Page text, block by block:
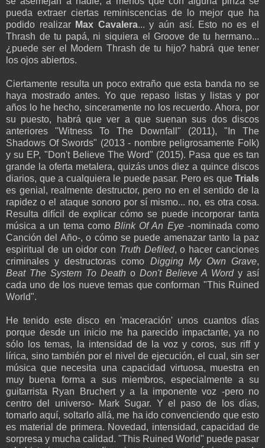
pueda extraer ciertas reminiscencias de lo mejor que ha
podido realizar Max Cavalera... y aún así. Esto no es el
Thrash de tu papá, ni siquiera el Groove de tu hermano...
¿puede ser el Modern Thrash de tu hijo? habrá que tener
los ojos abiertos.
Ciertamente resulta un poco extraño que esta banda no se
haya mostrado antes. Yo que repaso listas y listas y por
años lo he hecho, sinceramente no los recuerdo. Ahora, por
su puesto, habrá que ver a que suenan sus dos discos
anteriores "Witness To The Downfall" (2011), "In The
Shadows Of Swords" (2013 - nombre peligrosamente Folk)
y su EP, "Don't Believe The Word" (2015). Pasa que es tan
grande la oferta metalera, quizás unos diez a quince discos
diarios, que a cualquiera le puede pasar. Pero es que Trials
es genial, realmente destructor, pero no en el sentido de la
rapidez o el ataque sonoro por sí mismo... no, es otra cosa.
Resulta difícil de explicar cómo se puede incorporar tanta
música a un tema como Blink Of An Eye-nominada como
Canción del Año-, o cómo se puede amenazar tanto la paz
espiritual de un oidor con Truth Defiled, o hacer canciones
criminales y destructoras como Digging My Own Grave,
Beat The System To Death o Don't Believe A Wordy así
cada uno de los nueve temas que conforman "This Ruined
World".
He tenido este disco en 'maceración' unos cuantos días
porque desde un inicio me ha parecido impactante, ya no
sólo los temas, la intensidad de la voz y coros, sus riff y
lírica, sino también por el nivel de ejecución, el cual, sin ser
música que necesita una capacidad virtuosa, muestra en
muy buena forma a sus miembros, especialmente a su
guitarrista Ryan Bruchert y a la imponente voz -pero no
centro del universo- Mark Sugar. Y el paso de los días,
tomarlo aquí, soltarlo allá, me ha ido convenciendo que esto
es material de primera. Novedad, intensidad, capacidad de
sorpresa y mucha calidad. "This Ruined World" puede pasar